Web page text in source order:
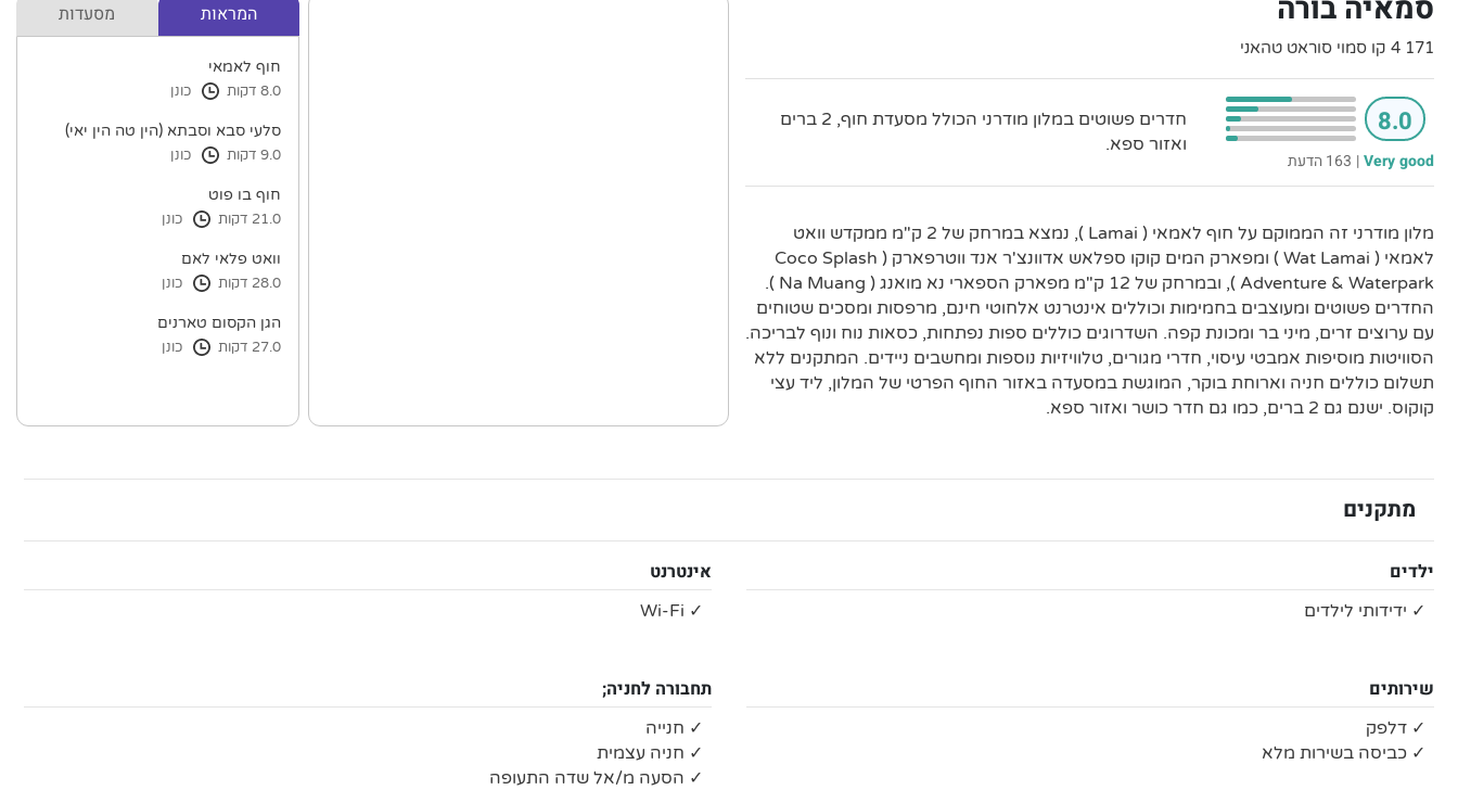
סמאיה בורה
171 4 קו סמוי סוראט טהאני
8.0
Very good
| 163 הדעת
חדרים פשוטים במלון מודרני הכולל מסעדת חוף, 2 ברים
ואזור ספא.
מלון מודרני זה הממוקם על חוף לאמאי ( Lamai ), נמצא במרחק של 2 ק"מ ממקדש וואט
לאמאי ( Wat Lamai ) ומפארק המים קוקו ספלאש אדוונצ'ר אנד ווטרפארק ( Coco Splash
Adventure & Waterpark ), ובמרחק של 12 ק"מ מפארק הספארי נא מואנג ( Na Muang ).
החדרים פשוטים ומעוצבים בחמימות וכוללים אינטרנט אלחוטי חינם, מרפסות ומסכים שטוחים
עם ערוצים זרים, מיני בר ומכונת קפה. השדרוגים כוללים ספות נפתחות, כסאות נוח ונוף לבריכה.
הסוויטות מוסיפות אמבטי עיסוי, חדרי מגורים, טלוויזיות נוספות ומחשבים ניידים. המתקנים ללא
תשלום כוללים חניה וארוחת בוקר, המוגשת במסעדה באזור החוף הפרטי של המלון, ליד עצי
קוקוס. ישנם גם 2 ברים, כמו גם חדר כושר ואזור ספא.
המראות מסעדות
חוף לאמאי
8.0 דקות כונן
סלעי סבא וסבתא (הין טה הין יאי)
9.0 דקות כונן
חוף בו פוט
21.0 דקות כונן
וואט פלאי לאם
28.0 דקות כונן
הגן הקסום טארנים
27.0 דקות כונן
מתקנים
ילדים
✓ ידידותי לילדים
אינטרנט
✓ Wi-Fi
שירותים
✓ דלפק
✓ כביסה בשירות מלא
תחבורה לחניה;
✓ חנייה
✓ חניה עצמית
✓ הסעה מ/אל שדה התעופה